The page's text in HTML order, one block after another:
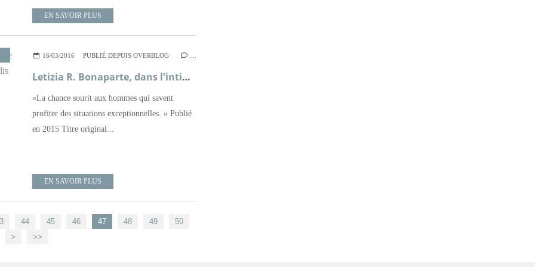
EN SAVOIR PLUS
,ROMAN ,XVIIIÈME SIÈCLE
16/03/2016 PUBLIÉ DEPUIS OVERBLOG
Letizia R. Bonaparte, dans l'intimité de la mère de Napoléon ; Patrick de Carolis
«La chance sourit aux hommes qui savent
profiter des situations exceptionnelles. » Publié
en 2015 Titre original...
EN SAVOIR PLUS
44 45 46 47 48 49
50
>
>>